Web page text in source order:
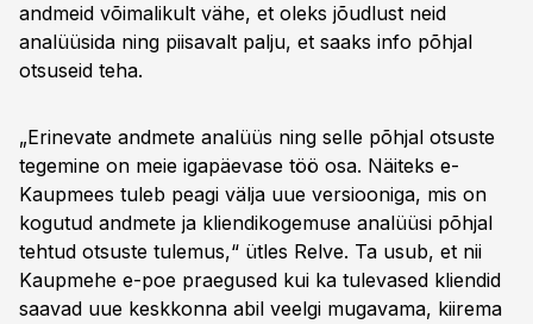
andmeid võimalikult vähe, et oleks jõudlust neid
analüüsida ning piisavalt palju, et saaks info põhjal
otsuseid teha.
„Erinevate andmete analüüs ning selle põhjal otsuste
tegemine on meie igapäevase töö osa. Näiteks e-
Kaupmees tuleb peagi välja uue versiooniga, mis on
kogutud andmete ja kliendikogemuse analüüsi põhjal
tehtud otsuste tulemus,“ ütles Relve. Ta usub, et nii
Kaupmehe e-poe praegused kui ka tulevased kliendid
saavad uue keskkonna abil veelgi mugavama, kiirema